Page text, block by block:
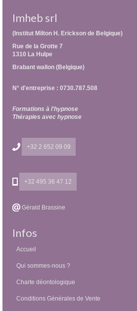
Imheb srl
(Institut Milton H. Erickson de Belgique)
Rue de la Grotte 7
1310 La Hulpe
Brabant wallon (Belgique)
N° d'entreprise : 0730.787.508
Formations à l'hypnose
Thérapies avec hypnose
+32 2 652 09 09
+32 495 36 47 12
Gérald Brassine
Infos
Accueil
Qui sommes-nous ?
Charte déontologique
Conditions Générales de Vente